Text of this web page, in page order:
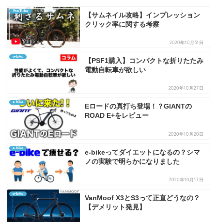
YouTube
【サムネイル攻略】インプレッション
クリック率に関する考察
2020年10月31日
e-bike
【PSF1購入】コンパクトな折りたたみ
電動自転車が欲しい
2020年10月27日
e-bike
Eロードの真打ち登場！？GIANTの
ROAD E+をレビュー
2020年10月20日
e-bike
e-bikeってダイエットになるの？シマ
ノの実験で明らかになりました
2020年10月17日
e-bike
VanMoof X3とS3って正直どうなの？
【デメリット発見】